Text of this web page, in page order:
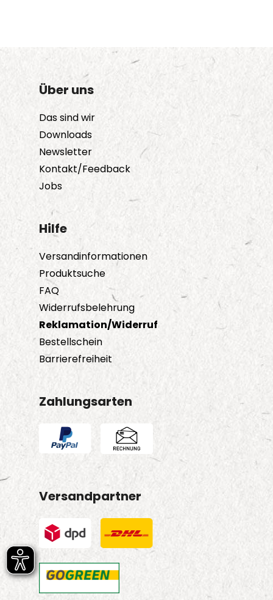
Über uns
Das sind wir
Downloads
Newsletter
Kontakt/Feedback
Jobs
Hilfe
Versandinformationen
Produktsuche
FAQ
Widerrufsbelehrung
Reklamation/Widerruf
Bestellschein
Barrierefreiheit
Zahlungsarten
Versandpartner